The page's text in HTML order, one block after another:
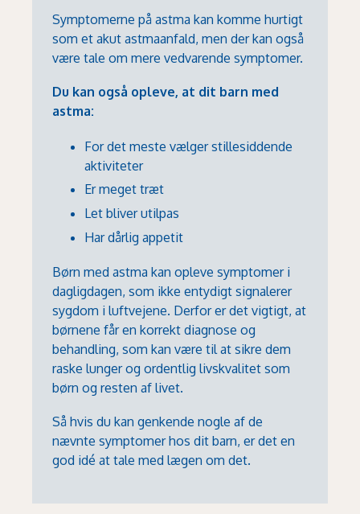
Symptomerne på astma kan komme hurtigt
som et akut astmaanfald, men der kan også
være tale om mere vedvarende symptomer.
Du kan også opleve, at dit barn med
astma:
For det meste vælger stillesiddende
aktiviteter
Er meget træt
Let bliver utilpas
Har dårlig appetit
Børn med astma kan opleve symptomer i
dagligdagen, som ikke entydigt signalerer
sygdom i luftvejene. Derfor er det vigtigt, at
børnene får en korrekt diagnose og
behandling, som kan være til at sikre dem
raske lunger og ordentlig livskvalitet som
børn og resten af livet.
Så hvis du kan genkende nogle af de
nævnte symptomer hos dit barn, er det en
god idé at tale med lægen om det.